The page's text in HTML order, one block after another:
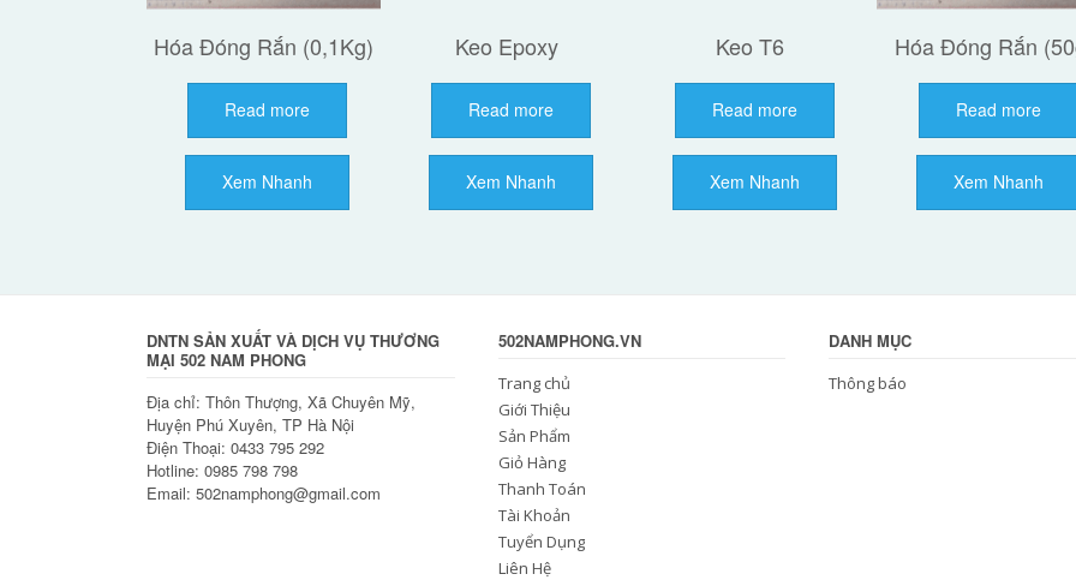
Hóa Đóng Rắn (0,1Kg)
Read more
Xem Nhanh
Keo Epoxy
Read more
Xem Nhanh
Keo T6
Read more
Xem Nhanh
Hóa Đóng Rắn
Read more
Xem Nhanh
DNTN SẢN XUẤT VÀ DỊCH VỤ THƯƠNG
MẠI 502 NAM PHONG
Địa chỉ: Thôn Thượng, Xã Chuyên Mỹ,
Huyện Phú Xuyên, TP Hà Nội
Điện Thoại: 0433 795 292
Hotline: 0985 798 798
Email: 502namphong@gmail.com
502NAMPHONG.VN
Trang chủ
Giới Thiệu
Sản Phẩm
Giỏ Hàng
Thanh Toán
Tài Khoản
Tuyển Dụng
Liên Hệ
DANH MỤC
Thông báo